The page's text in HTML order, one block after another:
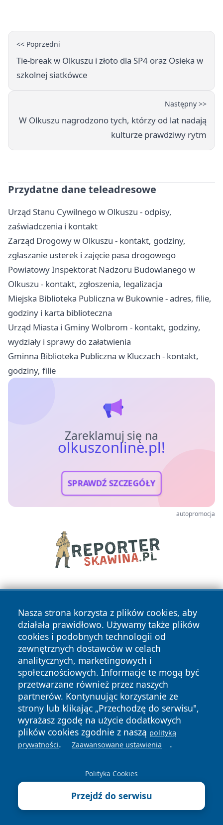
<< Poprzedni
Tie-break w Olkuszu i złoto dla SP4 oraz Osieka w
szkolnej siatkówce
Następny >>
W Olkuszu nagrodzono tych, którzy od lat nadają
kulturze prawdziwy rytm
Przydatne dane teleadresowe
Urząd Stanu Cywilnego w Olkuszu - odpisy,
zaświadczenia i kontakt
Zarząd Drogowy w Olkuszu - kontakt, godziny,
zgłaszanie usterek i zajęcie pasa drogowego
Powiatowy Inspektorat Nadzoru Budowlanego w
Olkuszu - kontakt, zgłoszenia, legalizacja
Miejska Biblioteka Publiczna w Bukownie - adres, filie,
godziny i karta biblioteczna
Urząd Miasta i Gminy Wolbrom - kontakt, godziny,
wydziały i sprawy do załatwienia
Gminna Biblioteka Publiczna w Kluczach - kontakt,
godziny, filie
Zareklamuj się na
olkuszonline.pl!
SPRAWDŹ SZCZEGÓŁY
autopromocja
Nasza strona korzysta z plików cookies, aby
działała prawidłowo. Używamy także plików
cookies i podobnych technologii od
zewnętrznych dostawców w celach
analitycznych, marketingowych i
społecznościowych. Informacje te mogą być
przetwarzane również przez naszych
partnerów. Kontynuując korzystanie ze
strony lub klikając „Przechodzę do serwisu",
wyrażasz zgodę na użycie dodatkowych
plików cookies zgodnie z naszą polityką
prywatności. Zaawansowane ustawienia .
Polityka Cookies
Przejdź do serwisu
Copyright © 2026 olkuszonline.pl Wszystkie prawa
zastrzeżone.
News Autorzy
Polityka
Prywatności
Polityka
Cookies